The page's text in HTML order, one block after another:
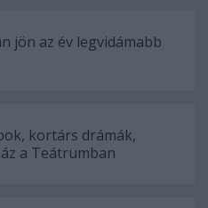
jön az év legvidámabb
kortárs drámák,
a Teátrumban